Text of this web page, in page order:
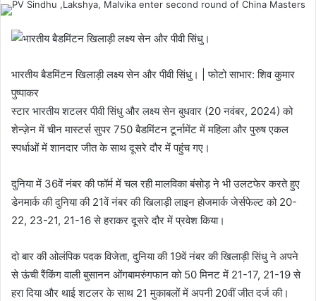
भारतीय बैडमिंटन खिलाड़ी लक्ष्य सेन और पीवी सिंधु। | फोटो साभार: शिव कुमार
पुष्पाकर
स्टार भारतीय शटलर पीवी सिंधु और लक्ष्य सेन बुधवार (20 नवंबर, 2024) को
शेन्ज़ेन में चीन मास्टर्स सुपर 750 बैडमिंटन टूर्नामेंट में महिला और पुरुष एकल
स्पर्धाओं में शानदार जीत के साथ दूसरे दौर में पहुंच गए।
दुनिया में 36वें नंबर की फॉर्म में चल रही मालविका बंसोड़ ने भी उलटफेर करते हुए
डेनमार्क की दुनिया की 21वें नंबर की खिलाड़ी लाइन होजमार्क जेर्सफेल्ट को 20-
22, 23-21, 21-16 से हराकर दूसरे दौर में प्रवेश किया।
दो बार की ओलंपिक पदक विजेता, दुनिया की 19वें नंबर की खिलाड़ी सिंधु ने अपने
से ऊंची रैंकिंग वाली बुसानन ओंगबामरुंगफान को 50 मिनट में 21-17, 21-19 से
हरा दिया और थाई शटलर के साथ 21 मुकाबलों में अपनी 20वीं जीत दर्ज की।